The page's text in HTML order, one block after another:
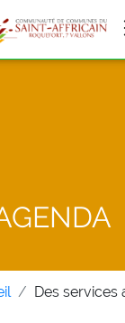
Des services